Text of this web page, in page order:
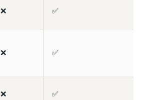
❌ ✅
❌ ✅
❌ ✅